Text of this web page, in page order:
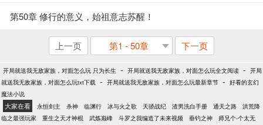
第50章 修行的意义，始祖意志苏醒！
上一页 第1 - 50章 下一页
开局就送我无敌家族，对面怎么玩 只为长生 - 开局就送我无敌家族，对面怎么玩全文阅读 - 开局
就送我无敌家族，对面怎么玩txt下载 - 开局就送我无敌家族，对面怎么玩最新章节 - 好看的玄幻
魔法小说
大家在看 永恒剑主 杀神 临渊行 冰与火之歌 天骄战纪 渣男洗白手册 通天之路
洪荒降
临之最强玩家
重生之天才神棍 武炼巅峰 斗罗之我编造了未来视频 垂钓之神
师兄个-个太无